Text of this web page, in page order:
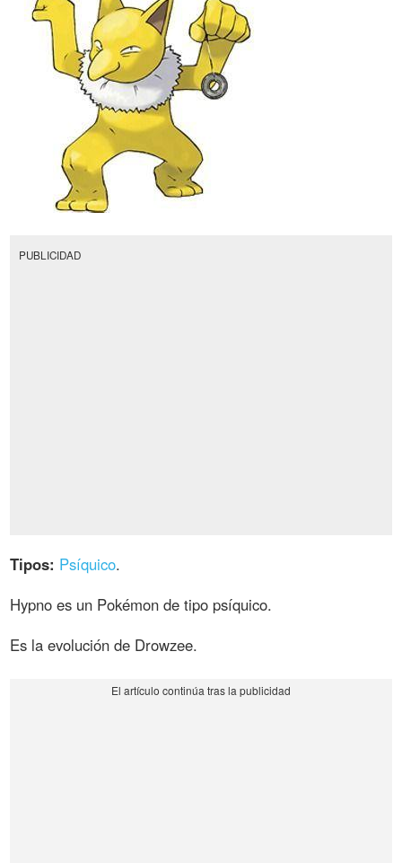
PUBLICIDAD
Tipos: Psíquico.
Hypno es un Pokémon de tipo psíquico.
Es la evolución de Drowzee.